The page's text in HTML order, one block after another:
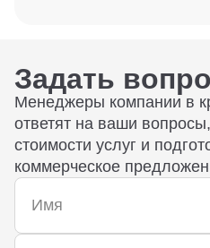
Задать
Менеджеры компании в
ответят на ваши
стоимости услуг и
коммерческое